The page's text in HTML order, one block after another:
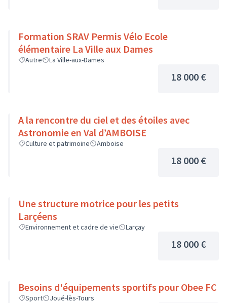
Formation SRAV Permis Vélo Ecole
élémentaire La Ville aux Dames
Autre La Ville-aux-Dames
18 000 €
A la rencontre du ciel et des étoiles avec
Astronomie en Val d’AMBOISE
Culture et patrimoine Amboise
18 000 €
Une structure motrice pour les petits
Larçéens
Environnement et cadre de vie Larçay
18 000 €
Besoins d'équipements sportifs pour Obee FC
Sport Joué-lès-Tours